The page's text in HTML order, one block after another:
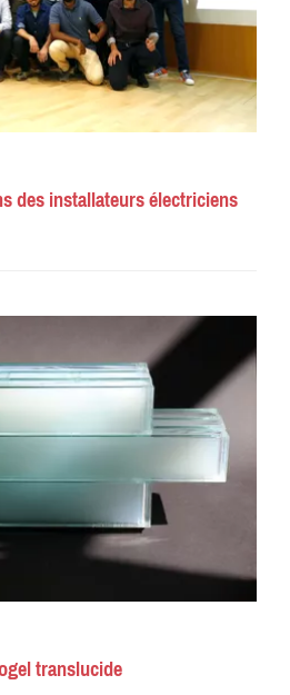
des installateurs électriciens
translucide